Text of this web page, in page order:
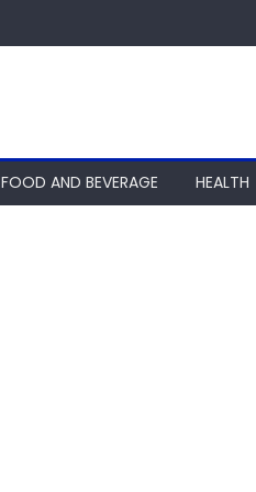
FOOD AND BEVERAGE HEALTH